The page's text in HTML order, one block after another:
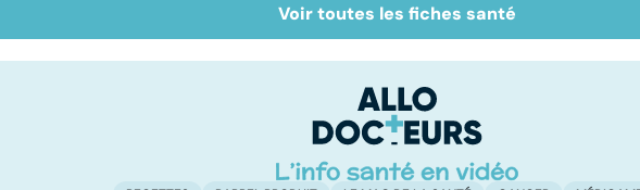
Inflammation des
amygdales : que faire
Suicide : prévenir le
passage à l'acte
Voir toutes les fiches santé